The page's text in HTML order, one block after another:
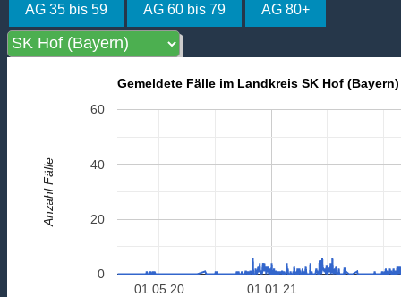
AG 35 bis 59 AG 60 bis 79 AG 80+
Gemeldete Fälle im Landkreis SK Hof (Bayern)
01.01.21
01.05.20
0
20
40
60
Anzahl Fälle